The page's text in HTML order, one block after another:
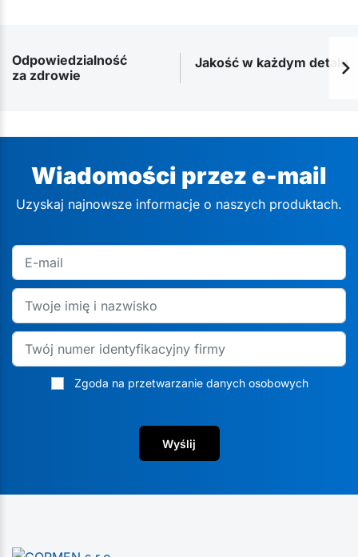
Odpowiedzialność
za zdrowie
Jakość w każdym detalu
Wiadomości przez e-mail
Uzyskaj najnowsze informacje o naszych produktach.
Zgoda na przetwarzanie danych osobowych
Wyślij